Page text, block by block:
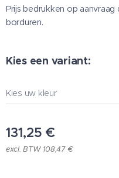
Prijs bedrukken op
borduren.
Kies een variant:
Kies uw kleur
131,25 €
excl. BTW 108,47 €